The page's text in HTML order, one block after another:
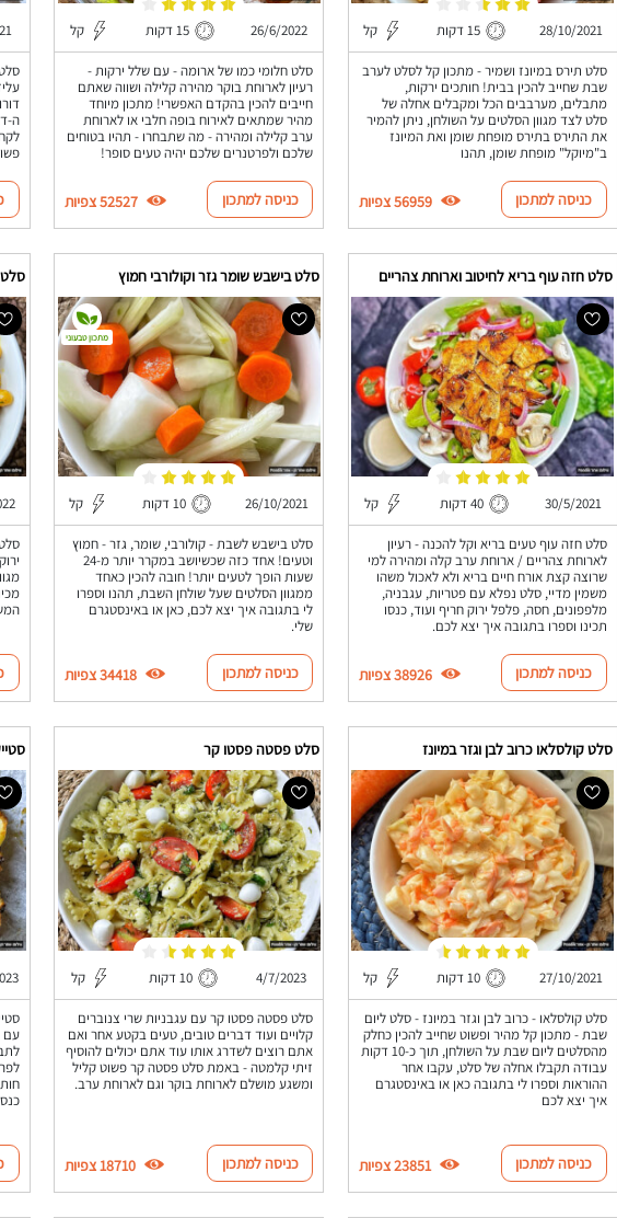
28/10/2021 15 דקות קל
סלט תירס במיונז ושמיר - מתכון קל לסלט לערב
שבת שחייב להכין בבית! חותכים ירקות,
מתבלים, מערבבים הכל ומקבלים אחלה של
סלט לצד מגוון הסלטים על השולחן, ניתן להמיר
את התירס בתירס מופחת שומן ואת המיונז
ב"מיוקל" מופחת שומן, תהנו
כניסה למתכון 56959 צפיות
26/6/2022 15 דקות קל
סלט חלומי כמו של ארומה - עם שלל ירקות -
רעיון לארוחת בוקר מהירה קלילה ושווה שאתם
חייבים להכין בהקדם האפשרי! מתכון מיוחד
מהיר שמתאים לאירוח בופה חלבי או לארוחת
ערב קלילה ומהירה - מה שתבחרו - תהיו בטוחים
שלכם ולפרטנרים שלכם יהיה טעים סופר!
כניסה למתכון 52527 צפיות
ה-
סלט חזה עוף בריא לחיטוב וארוחת צהריים
30/5/2021 40 דקות קל
סלט חזה עוף טעים בריא וקל להכנה - רעיון
לארוחת צהריים / ארוחת ערב קלה ומהירה למי
שרוצה קצת אורח חיים בריא ולא לאכול משהו
משמין מדיי, סלט נפלא עם פטריות, עגבניה,
מלפפונים, חסה, פלפל ירוק חריף ועוד, כנסו
תכינו וספרו בתגובה איך יצא לכם.
כניסה למתכון 38926 צפיות
סלט בישבש שומר גזר וקולורבי חמוץ
26/10/2021 10 דקות קל
סלט בישבש לשבת - קולורבי, שומר, גזר - חמוץ
וטעים! אחד כזה שכשיושב במקרר יותר מ-24
שעות הופך לטעים יותר! חובה להכין כאחד
ממגוון הסלטים שעל שולחן השבת, תהנו וספרו
לי בתגובה איך יצא לכם, כאן או באינסטגרם
שלי.
מתכון טבעוני
כניסה למתכון 34418 צפיות
סלט
סלט קולסלאו כרוב לבן וגזר במיונז
27/10/2021 10 דקות קל
סלט קולסלאו - כרוב לבן וגזר במיונז - סלט ליום
שבת - מתכון קל מהיר ופשוט שחייב להכין כחלק
מהסלטים ליום שבת על השולחן, תוך כ-10 דקות
עבודה תקבלו אחלה של סלט, עקבו אחר
ההוראות וספרו לי בתגובה כאן או באינסטגרם
איך יצא לכם
כניסה למתכון 23851 צפיות
סלט פסטה פסטו קר
4/7/2023 10 דקות קל
סלט פסטה פסטו קר עם עגבניות שרי צנוברים
קלויים ועוד דברים טובים, טעים בקטע אחר ואם
אתם רוצים לשדרג אותו עוד אתם יכולים להוסיף
זיתי קלמטה - באמת סלט פסטה קר פשוט קליל
ומשגע מושלם לארוחת בוקר וגם לארוחת ערב.
כניסה למתכון 18710 צפיות
עם